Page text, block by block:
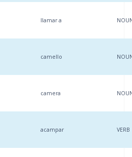
llamar a
camello
camera
acampar VERB